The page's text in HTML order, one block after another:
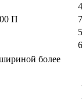
П
более